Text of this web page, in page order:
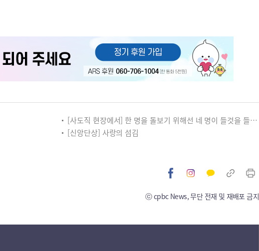
[사도직 현장에서] 한 명을 돌보기 위해선 네 명이 들것을 들어야 합니다
[신앙단상] 사랑의 섬김
ⓒ cpbc News, 무단 전재 및 재배포 금지